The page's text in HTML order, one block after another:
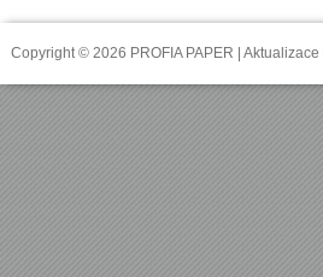
Copyright © 2026 PROFIA PAPER |